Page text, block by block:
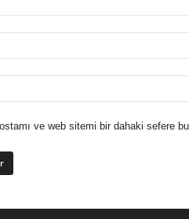
ve web sitemi bir dahaki sefere